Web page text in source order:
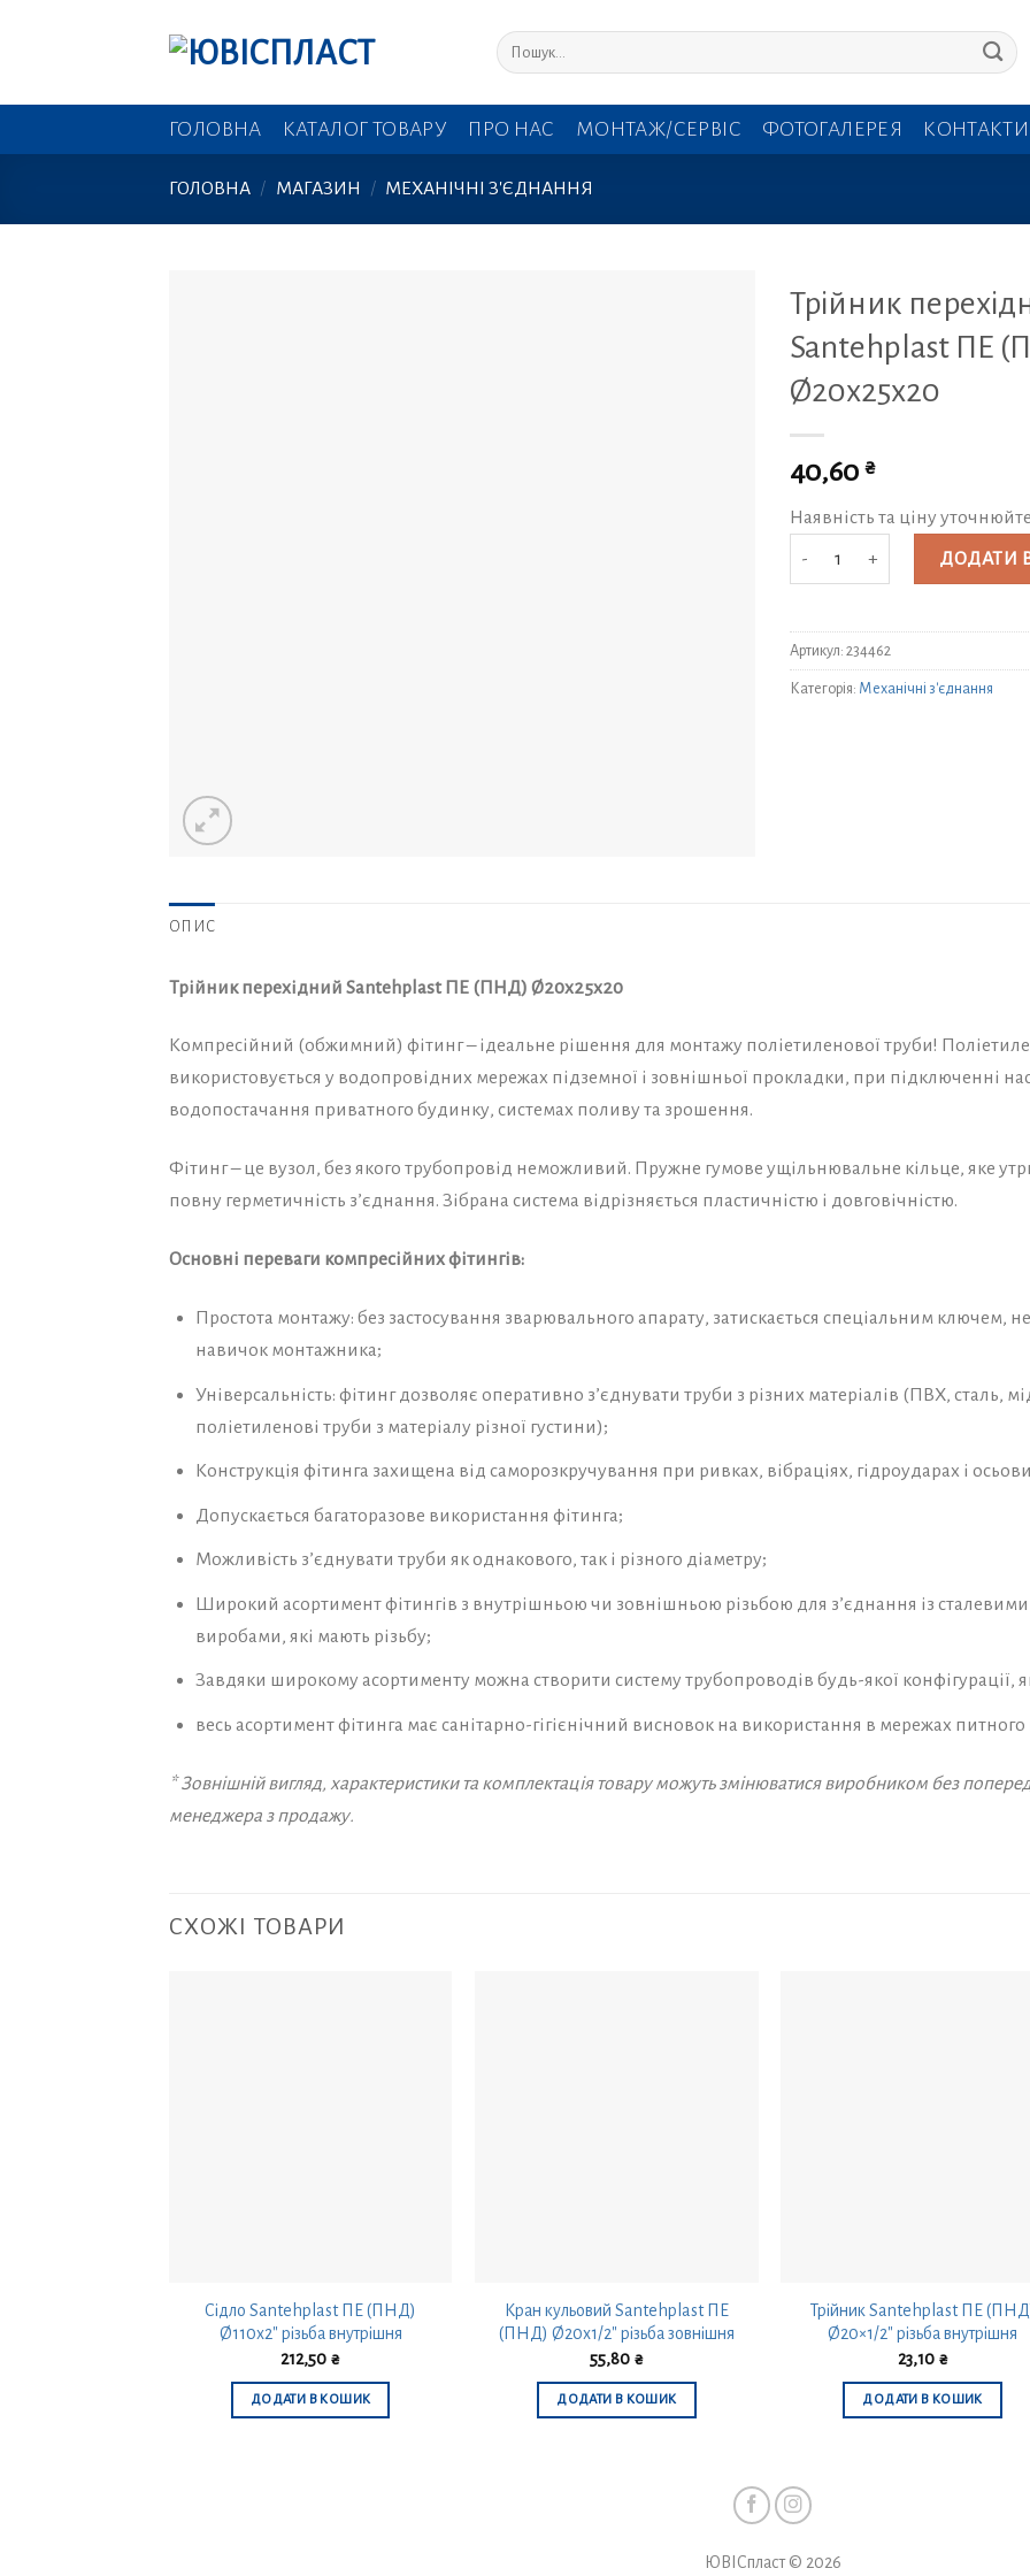
Шукати:
ГОЛОВНА КАТАЛОГ ТОВАРУ ПРО НАС МОНТАЖ/СЕРВІС ФОТОГАЛЕРЕЯ КОНТАКТИ
ГОЛОВНА / МАГАЗИН / МЕХАНІЧНІ З'ЄДНАННЯ
Трійник
Santehplast ПЕ
Ø20х25х20
40,60 ₴
Наявність та ціну
Трійник перехідний
ДОДАТИ
Артикул: 234462
Категорія: Механічні з'єднання
ОПИС
Трійник перехідний Santehplast ПЕ (ПНД) Ø20х25х20
Компресійний (обжимний) фітинг – ідеальне рішення для монтажу поліетиленової труби!
використовується у водопровідних мережах підземної і зовнішньої прокладки, при підключенні
водопостачання приватного будинку, системах поливу та зрошення.
Фітинг – це вузол, без якого трубопровід неможливий. Пружне гумове ущільнювальне кільце, яке
повну герметичність з’єднання. Зібрана система відрізняється пластичністю і довговічністю.
Основні переваги компресійних фітингів:
Простота монтажу: без застосування зварювального апарату, затискається спеціальним ключем,
навичок монтажника;
Універсальність: фітинг дозволяє оперативно з’єднувати труби з різних матеріалів (ПВХ, сталь,
поліетиленові труби з матеріалу різної густини);
Конструкція фітинга захищена від саморозкручування при ривках, вібраціях, гідроударах і
Допускається багаторазове використання фітинга;
Можливість з’єднувати труби як однакового, так і різного діаметру;
Широкий асортимент фітингів з внутрішньою чи зовнішньою різьбою для з’єднання із
виробами, які мають різьбу;
Завдяки широкому асортименту можна створити систему трубопроводів будь-якої конфігурації,
весь асортимент фітинга має санітарно-гігієнічний висновок на використання в мережах
* Зовнішній вигляд, характеристики та комплектація товару можуть змінюватися виробником без
менеджера з продажу.
СХОЖІ ТОВАРИ
Сідло Santehplast ПЕ (ПНД)
Ø110х2″ різьба внутрішня
212,50 ₴
ДОДАТИ В КОШИК
Кран кульовий Santehplast ПЕ
(ПНД) Ø20х1/2″ різьба зовнішня
55,80 ₴
ДОДАТИ В КОШИК
Трійник Santehplast ПЕ
Ø20×1/2″ різьба внутрішня
23,10 ₴
ДОДАТИ В КОШИК
ЮВІСпласт © 2026